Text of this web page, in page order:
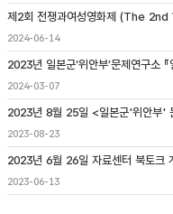
2024-06-14
2023년 일본군‘위안부’문제연구소
2024-03-07
2023-08-23
2023년 6월 26일 자료센터 북토크
2023-06-13